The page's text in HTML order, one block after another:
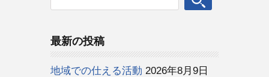
最新の投稿
地域での仕える活動 2026年8月9日